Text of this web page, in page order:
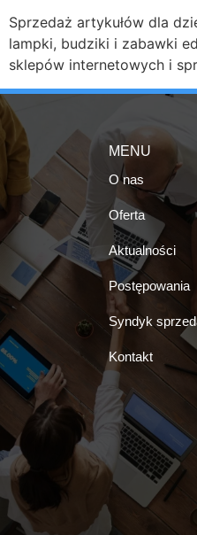
Sprzedaż artykułów dla
lampki, budziki i zabawki
sklepów internetowych i
MENU
O nas
Oferta
Aktualności
Postępowania
Syndyk
Kontakt